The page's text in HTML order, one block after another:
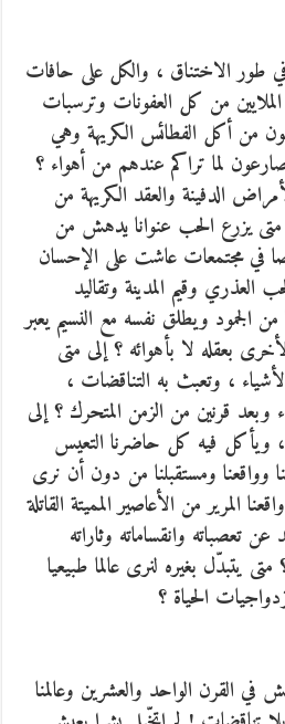
طور الاختناق ، والكل على حافات
من كل العفونات وترسبات
من أكل الفطائس الكريهة وهي
لما تراكم عندهم من أهواء ؟
الدفينة والعقد الكريهة من
يزرع الحب عنوانا يدهش من
في مجتمعات عاشت على الإحسان
العذري وقيم المدينة وتقاليد
الجمود ويطلق نفسه مع النسيم يعبر
بعقله لا بأهوائه ؟ إلى متى
، وتعبث به التناقضات ،
وبعد قرنين من الزمن المتحرك ؟ إلى
، ويأكل فيه كل حاضرنا التعيس
وواقعنا ومستقبلنا من دون أن نرى
المرير من الأعاصير المميتة القاتلة
تعصباته وانقساماته وثاراته
يتبدّل بغيره لنرى عالما طبيعيا
الحياة ؟
في القرن الواحد والعشرين وعالمنا